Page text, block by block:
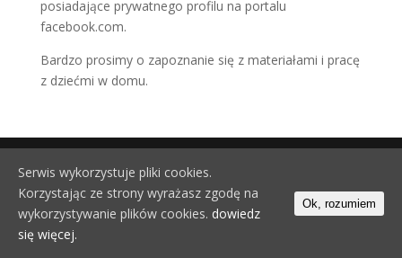
posiadające prywatnego profilu na portalu
facebook.com.
Bardzo prosimy o zapoznanie się z materiałami i pracę
z dziećmi w domu.
Chmurka.pl
Serwis wykorzystuje pliki cookies.
Korzystając ze strony wyrażasz zgodę na
wykorzystywanie plików cookies. dowiedz
się więcej.
Ok, rozumiem